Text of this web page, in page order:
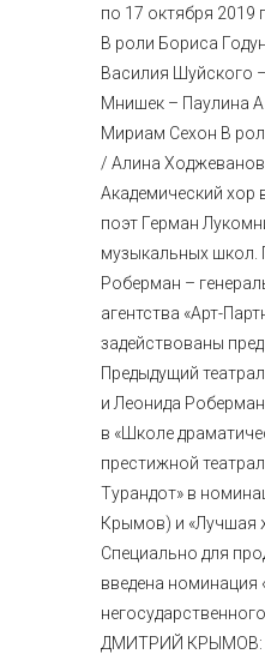
по 17 октября
В роли Бориса
Василия Шуйского
Мнишек – Паулина
Мириам Сехон В
/ Алина
Академический хор
поэт Герман
музыкальных школ.
Роберман –
агентства «Арт-
задействованы
Предыдущий
и Леонида
в «Школе
престижной
Турандот» в
Крымов) и «Лучшая
Специально для
введена номинация
ДМИТРИЙ КРЫМОВ: